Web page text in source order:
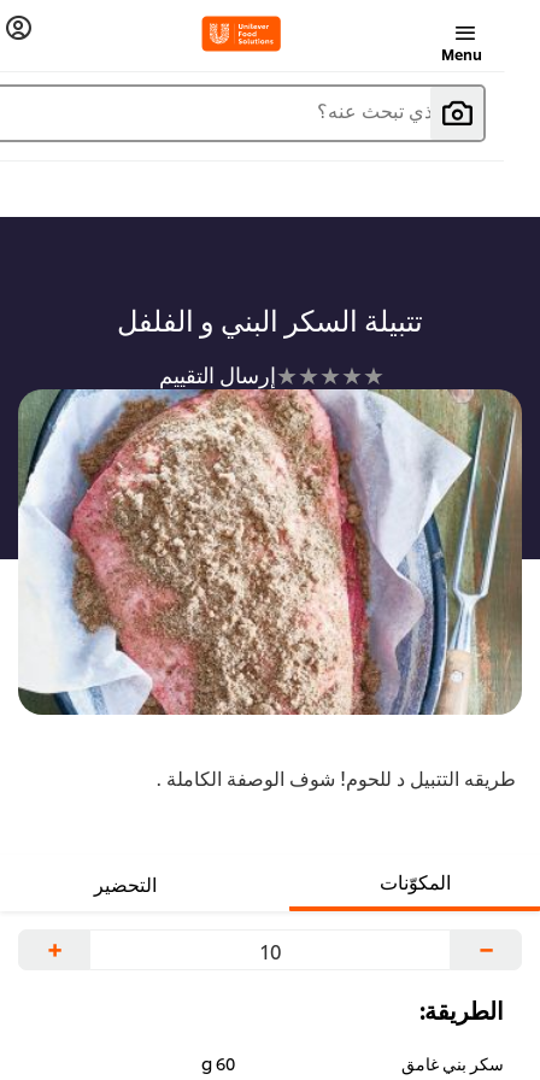
Menu
ما الذي تبحث عنه؟
تتبيلة السكر البني و الفلفل
لم
يتم
تقديم
أي
تقييمات
لهذا
إرسال التقييم
طريقه التتبيل د للحوم! شوف الوصفة الكاملة .
حضر دفعة كبيرة وخزنها في وعاء محكم واستخدامها في أي
وقت!
المكوّنات التحضير
الطريقة:
سكر بني غامق
60 g